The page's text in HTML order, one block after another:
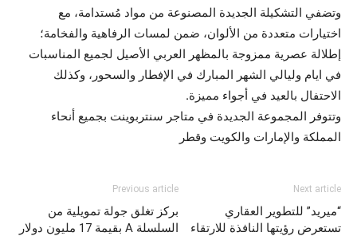
وتضفي التشكيلة الجديدة المصنوعة من مواد مُستدامة، مع
اختيارات متعددة من الألوان، ضمن لمسات الرفاهية والفخامة؛
إطلالة عصرية ممزوجة بالمظهر العربي الأصيل لجميع المناسبات
في ايام وليالي الشهر المبارك في الإفطار والسحور، وكذلك
الاحتفال بالعيد في أجواء مميزة.
وتتوفر المجموعة الجديدة في متاجر سنتربوينت بجميع أنحاء
المملكة والإمارات والكويت وقطر
Previous article
بركز تغلق جولة تمويلية من
السلسلة A بقيمة 17 مليون دولار
Next article
“ميريد” للتطوير العقاري
تستعرض رؤيتها النافذة للارتقاء